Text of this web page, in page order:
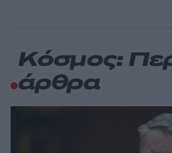
Κόσμος:
άρθρα